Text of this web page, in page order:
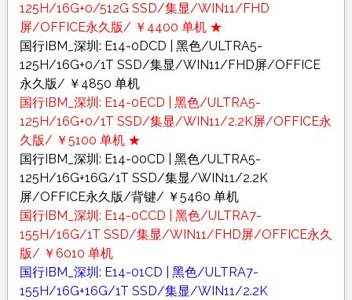
125H/16G+0/512G SSD/集显/WIN11/FHD
屏/OFFICE永久版/ ￥4400 单机 ★
国行IBM_深圳: E14-0DCD | 黑色/ULTRA5-
125H/16G+0/1T SSD/集显/WIN11/FHD屏/OFFICE
永久版/ ￥4850 单机
国行IBM_深圳: E14-0ECD | 黑色/ULTRA5-
125H/16G+0/1T SSD/集显/WIN11/2.2K屏/OFFICE永
久版/ ￥5100 单机 ★
国行IBM_深圳: E14-00CD | 黑色/ULTRA5-
125H/16G+16G/1T SSD/集显/WIN11/2.2K
屏/OFFICE永久版/背键/ ￥5460 单机
国行IBM_深圳: E14-0CCD | 黑色/ULTRA7-
155H/16G/1T SSD/集显/WIN11/FHD屏/OFFICE永久
版/ ￥6010 单机
国行IBM_深圳: E14-01CD | 黑色/ULTRA7-
155H/16G+16G/1T SSD/集显/WIN11/2.2K